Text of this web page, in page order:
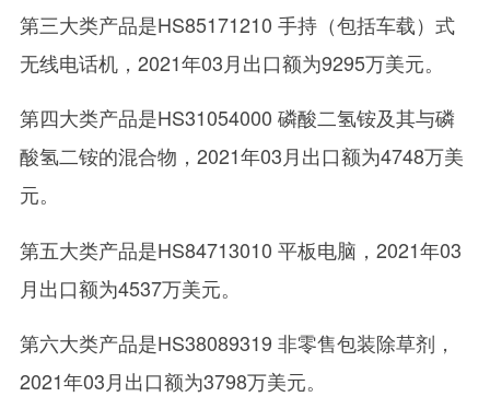
第三大类产品是HS85171210 手持（包括车载）式
无线电话机，2021年03月出口额为9295万美元。
第四大类产品是HS31054000 磷酸二氢铵及其与磷
酸氢二铵的混合物，2021年03月出口额为4748万美
元。
第五大类产品是HS84713010 平板电脑，2021年03
月出口额为4537万美元。
第六大类产品是HS38089319 非零售包装除草剂，
2021年03月出口额为3798万美元。